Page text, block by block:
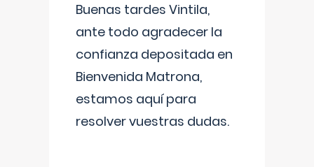
Buenas tardes Vintila,
ante todo agradecer la
confianza depositada en
Bienvenida Matrona,
estamos aquí para
resolver vuestras dudas.